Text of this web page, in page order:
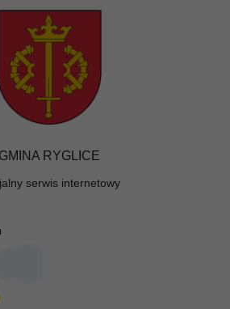
GMINA RYGLICE
serwis internetowy